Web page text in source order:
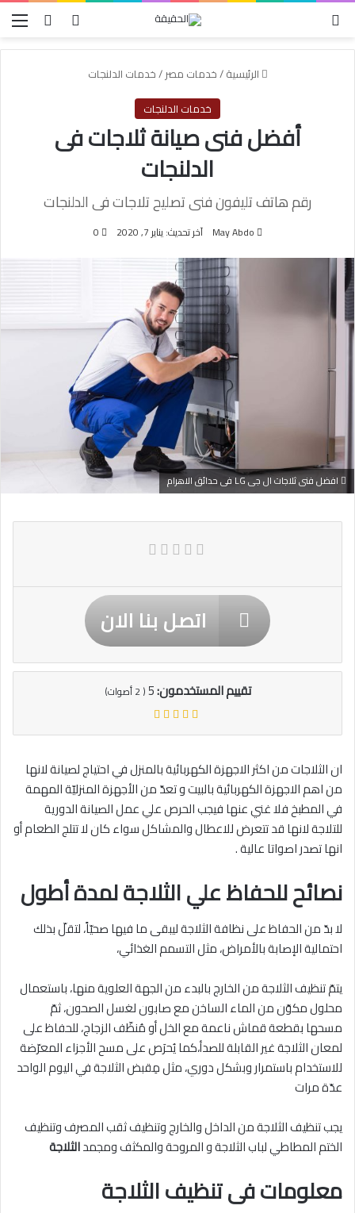
بحث عنتسجيل
الرئيسية/خدمات مصر/خدمات الدلنجات
خدمات الدلنجات
أفضل فنى صيانة ثلاجات فى
الدلنجات
رقم هاتف تليفون فنى تصليح تلاجات فى الدلنجات
May Abdo آخر تحديث: يناير 7, 2020 0
افضل فنى ثلاجات ال جى LG فى حدائق الاهرام
اتصل بنا الان
تقييم المستخدمون:5
(
2أصوات)
ان الثلاجات من اكثر الاجهزة الكهربائية بالمنزل في احتياج لصيانة لانها
من اهم الاجهزة الكهربائية بالبيت و تعدّ من الأجهزة المنزليّة المهمة
في المطبخ فلا غني عنها فيجب الحرص علي عمل الصيانة الدورية
للتلاجة لانها قد تتعرض للاعطال والمشاكل سواء كان لا تتلج الطعام أو
انها تصدر اصواتا عالية .
نصائح للحفاظ علي الثلاجة لمدة أطول
لا بدّ من الحفاظ على نظافة الثلاجة ليبقى ما فيها صحيّاً، لتقلّ بذلك
احتمالية الإصابة بالأمراض، مثل التسمم الغذائي،
يتمّ تنظيف الثلاجة من الخارج بالبدء من الجهة العلوية منها، باستعمال
محلول مكوّن من الماء الساخن مع صابون لغسل الصحون، ثمّ
مسحها بقطعة قماش ناعمة مع الخل أو مُنظّف الزجاج، للحفاظ على
لمعان الثلاجة غير القابلة للصدأ،كما يُحرَص على مسح الأجزاء المعرّضة
للاستخدام باستمرار وبشكل دوري، مثل مِقبض الثلاجة في اليوم الواحد
عدّة مرات
يجب تنظيف الثلاجة من الداخل والخارج وتنظيف ثقب المصرف وتنظيف
الختم المطاطي لباب الثلاجة و المروحة والمكثف ومجمدالثلاجة
معلومات فى تنظيف الثلاجة